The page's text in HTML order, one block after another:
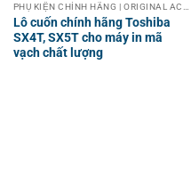
Lô cuốn chính hãng Toshiba
SX4T, SX5T cho máy in mã
vạch chất lượng